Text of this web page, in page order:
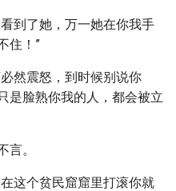
到了她，万一她在你我手
住！”
然震怒，到时候别说你
是脸熟你我的人，都会被立
言。
这个贫民窟窟里打滚你就